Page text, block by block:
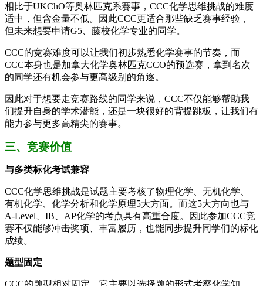
相比于UKChO等奥林匹克系赛事，CCC化学思维挑战的难度
适中，但含金量不低。因此CCC更适合那些缺乏赛事经验，
但未来想要申请G5、藤校化学专业的同学。
CCC的竞赛难度可以让我们初步熟悉化学赛事的节奏，而
CCC本身也是加拿大化学奥林匹克CCO的预选赛，拿到名次
的同学还有机会参与更高级别的角逐。
因此对于想要走竞赛路线的同学来说，CCC不仅能够帮助我
们提升自身的学术潜能，还是一块很好的背提跳板，让我们有
能力参与更多高精尖的赛事。
三、竞赛价值
与多类标化考试兼容
CCC化学思维挑战是试题主要考核了物理化学、无机化学、
有机化学、化学分析和化学原理5大方面。而这5大方向也与
A-Level、IB、AP化学的考点具有高重合度。因此参加CCC竞
赛不仅能够冲击奖项、丰富履历，也能同步提升同学们的标化
成绩。
题型固定
CCC的题型相对固定，它主要以选择题的形式考察化学知